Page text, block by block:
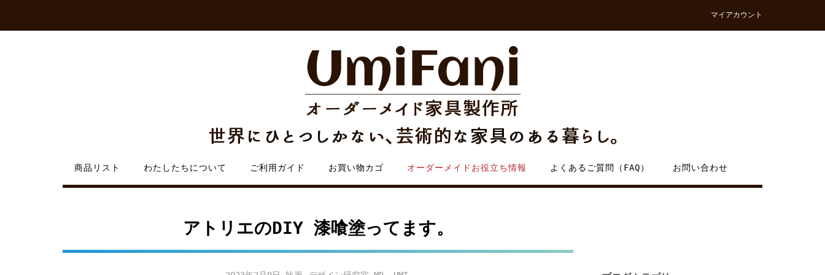
content
マイアカウント
商品リスト わたしたちについて ご利用ガイド お買い物カゴ オーダーメイドお役立ち情報 よくあるご質問（FAQ） お問い合わせ
アトリエのDIY 漆喰塗ってます。